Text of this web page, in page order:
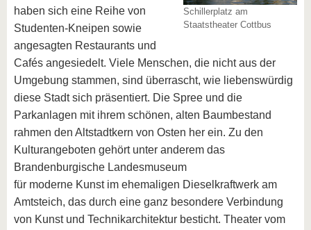
Schillerplatz am
Staatstheater Cottbus
haben sich eine Reihe von
Studenten-Kneipen sowie
angesagten Restaurants und
Cafés angesiedelt. Viele Menschen, die nicht aus der
Umgebung stammen, sind überrascht, wie liebenswürdig
diese Stadt sich präsentiert. Die Spree und die
Parkanlagen mit ihrem schönen, alten Baumbestand
rahmen den Altstadtkern von Osten her ein. Zu den
Kulturangeboten gehört unter anderem das
Brandenburgische Landesmuseum
für moderne Kunst im ehemaligen Dieselkraftwerk am
Amtsteich, das durch eine ganz besondere Verbindung
von Kunst und Technikarchitektur besticht. Theater vom